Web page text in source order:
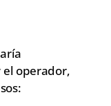
el operador,